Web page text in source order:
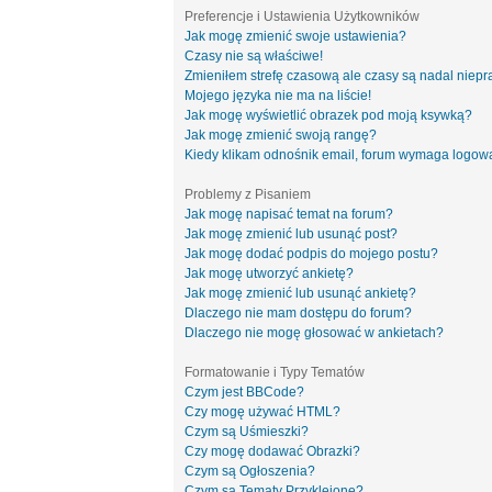
Preferencje i Ustawienia Użytkowników
Jak mogę zmienić swoje ustawienia?
Czasy nie są właściwe!
Zmieniłem strefę czasową ale czasy są nadal
Mojego języka nie ma na liście!
Jak mogę wyświetlić obrazek pod moją ksywką?
Jak mogę zmienić swoją rangę?
Kiedy klikam odnośnik email, forum wymaga
Problemy z Pisaniem
Jak mogę napisać temat na forum?
Jak mogę zmienić lub usunąć post?
Jak mogę dodać podpis do mojego postu?
Jak mogę utworzyć ankietę?
Jak mogę zmienić lub usunąć ankietę?
Dlaczego nie mam dostępu do forum?
Dlaczego nie mogę głosować w ankietach?
Formatowanie i Typy Tematów
Czym jest BBCode?
Czy mogę używać HTML?
Czym są Uśmieszki?
Czy mogę dodawać Obrazki?
Czym są Ogłoszenia?